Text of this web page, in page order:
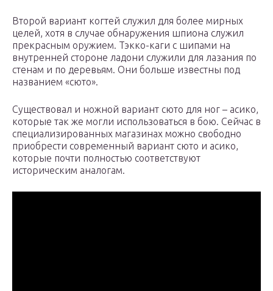
Второй вариант когтей служил для более мирных
целей, хотя в случае обнаружения шпиона служил
прекрасным оружием. Тэкко-каги с шипами на
внутренней стороне ладони служили для лазания по
стенам и по деревьям. Они больше известны под
названием «сюто».
Существовал и ножной вариант сюто для ног – асико,
которые так же могли использоваться в бою. Сейчас в
специализированных магазинах можно свободно
приобрести современный вариант сюто и асико,
которые почти полностью соответствуют
историческим аналогам.